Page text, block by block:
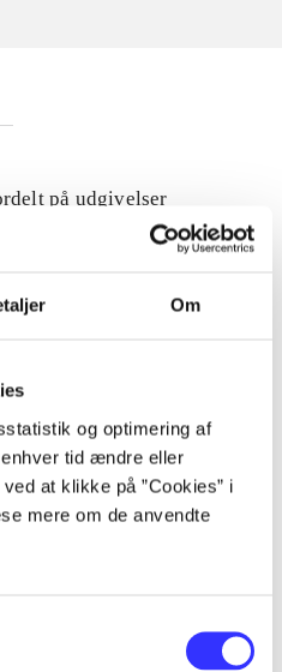
Om
og optimering af
tid ændre eller
at klikke på ”Cookies” i
mere om de anvendte
på udgivelser